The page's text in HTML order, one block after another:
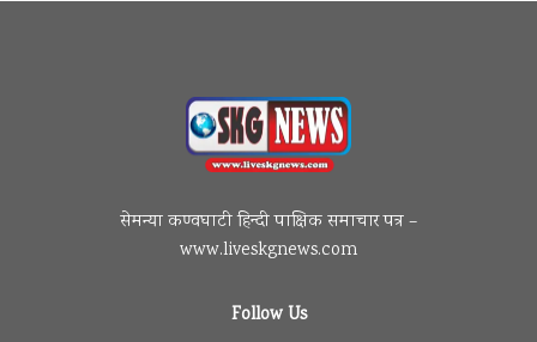
सेमन्या कण्वघाटी हिन्दी पाक्षिक समाचार पत्र –
www.liveskgnews.com
Follow Us